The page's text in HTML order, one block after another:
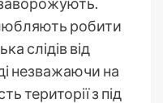
робити
слідів від
незважаючи на
території з під